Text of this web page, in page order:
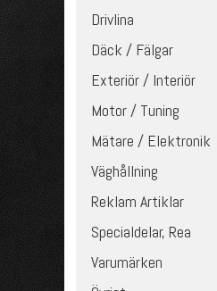
Drivlina
Däck / Fälgar
Exteriör / Interiör
Motor / Tuning
Mätare / Elektronik
Väghållning
Reklam Artiklar
Specialdelar, Rea
Varumärken